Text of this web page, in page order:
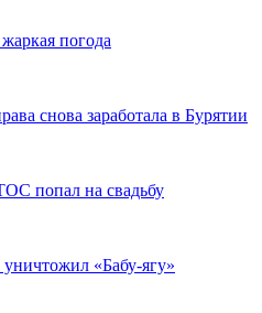
погода
снова заработала в Бурятии
попал на свадьбу
«Бабу-ягу»